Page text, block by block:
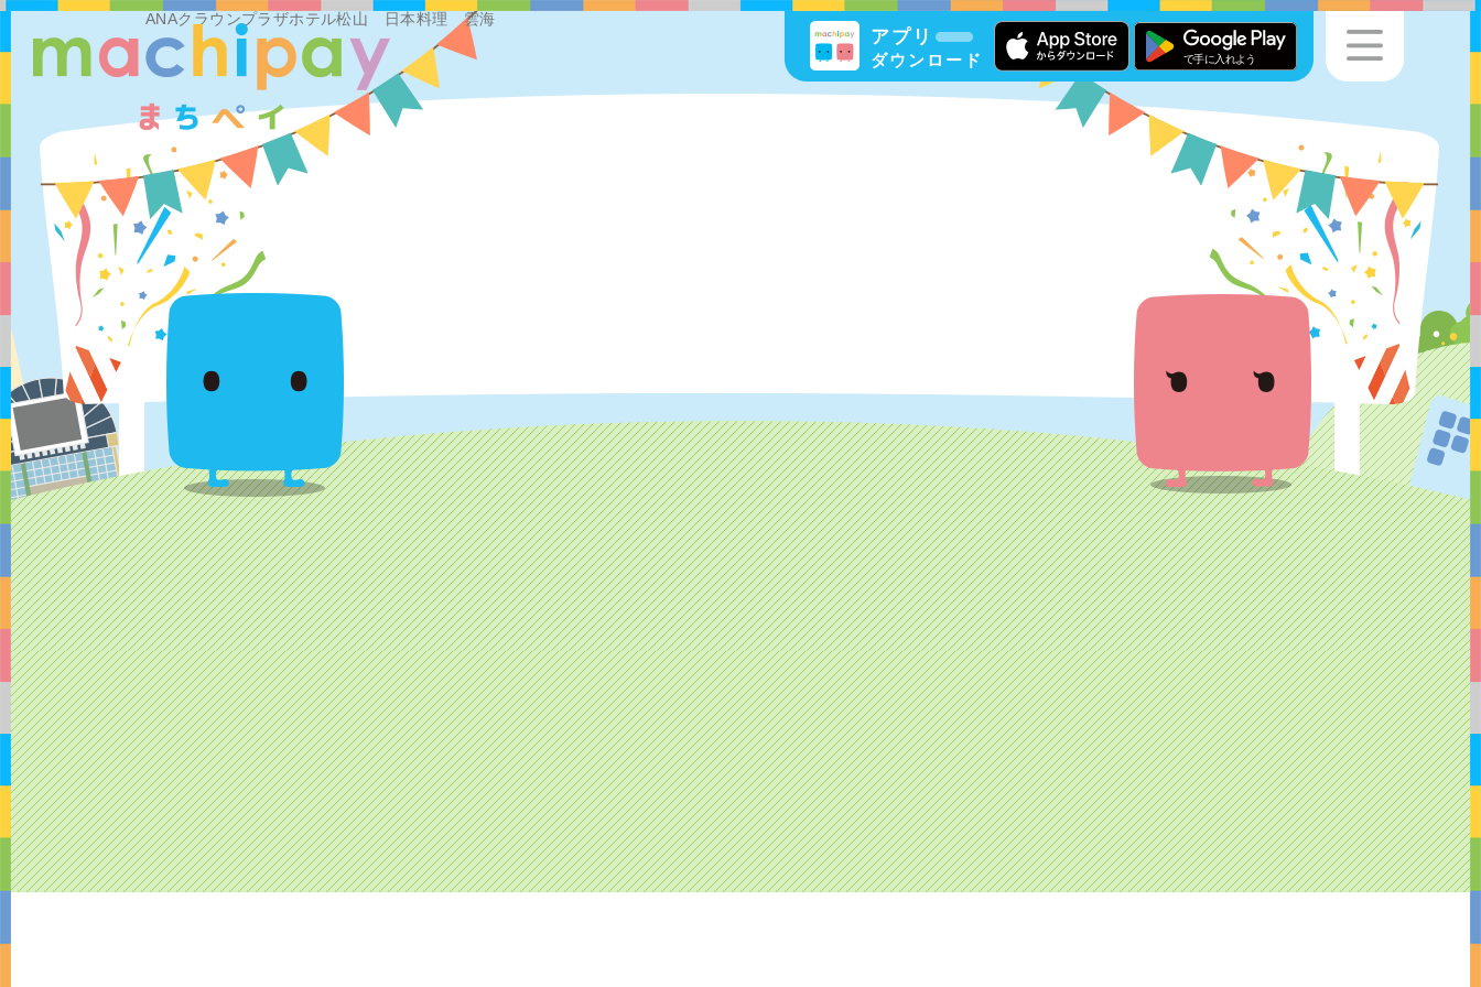
アプリ
ダウンロード
ANAクラウンプラザホテル松山 日本料理 雲海